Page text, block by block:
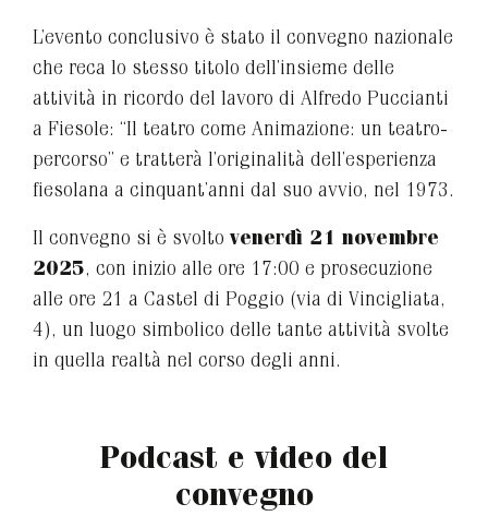
L’evento conclusivo è stato il convegno nazionale
che reca lo stesso titolo dell’insieme delle
attività in ricordo del lavoro di Alfredo Puccianti
a Fiesole: “Il teatro come Animazione: un teatro-
percorso” e tratterà l’originalità dell’esperienza
fiesolana a cinquant’anni dal suo avvio, nel 1973.
Il convegno si è svoltovenerdì 21 novembre
2025, con inizio alle ore 17:00 e prosecuzione
alle ore 21 a Castel di Poggio (via di Vincigliata,
4), un luogo simbolico delle tante attività svolte
in quella realtà nel corso degli anni.
Podcast e video del
convegno